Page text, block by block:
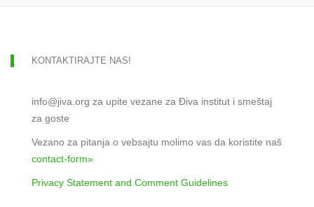
KONTAKTIRAJTE NAS!
info@jiva.org za upite vezane za Điva institut i smeštaj
za goste
Vezano za pitanja o vebsajtu molimo vas da koristite naš
contact-form»
Privacy Statement and Comment Guidelines